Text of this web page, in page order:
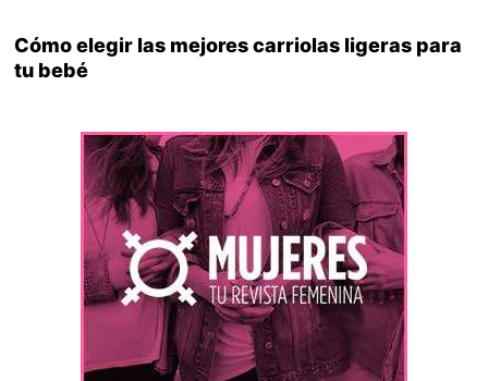
Cómo elegir las mejores carriolas ligeras para
tu bebé